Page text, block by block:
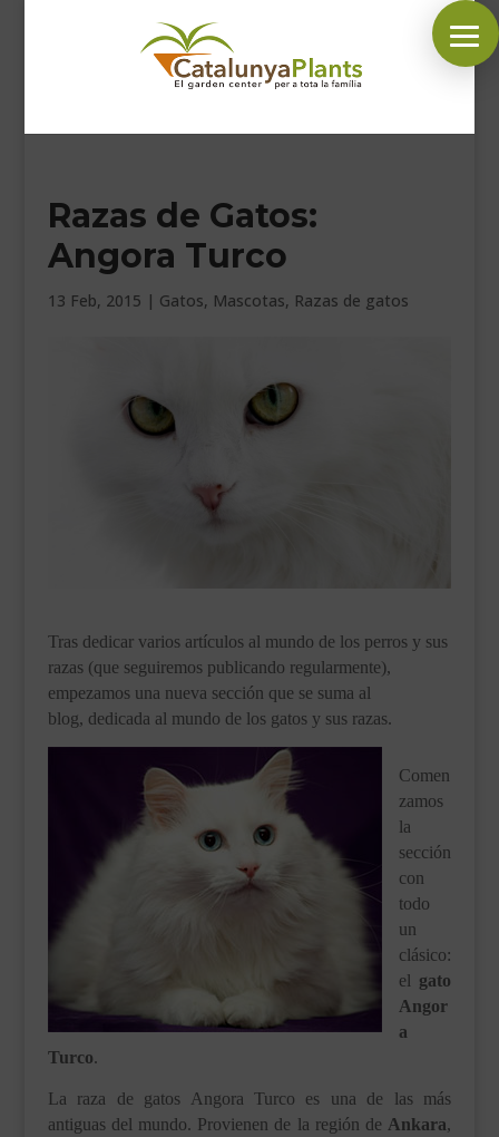
SÍGUENOS EN:
INICIO
PLANTAS
HORARIO GARDEN
___________________________
Razas de Gatos:
Angora Turco
13 Feb, 2015 | Gatos, Mascotas, Razas de gatos
Tras dedicar varios artículos al mundo de los perros y sus
razas (que seguiremos publicando regularmente),
empezamos una nueva sección que se suma al
blog, dedicada al mundo de los gatos y sus razas.
Comen
zamos
la
sección
con
todo
un
clásico:
el gato
Angor
a
Turco.
La raza de gatos Angora Turco es una de las más
antiguas del mundo. Provienen de la región de Ankara,